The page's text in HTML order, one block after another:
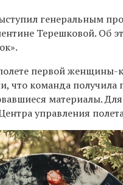
генеральным
Терешковой. Об
первой женщины-
что команда получила
материалы.
управления